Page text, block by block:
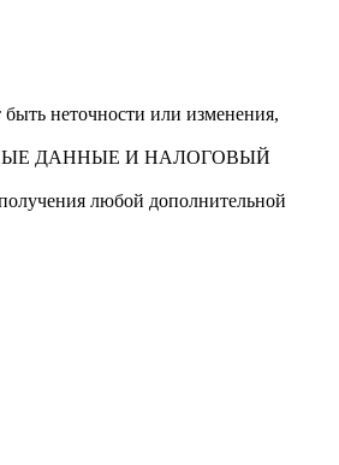
неточности или изменения,
ДАННЫЕ И НАЛОГОВЫЙ
любой дополнительной